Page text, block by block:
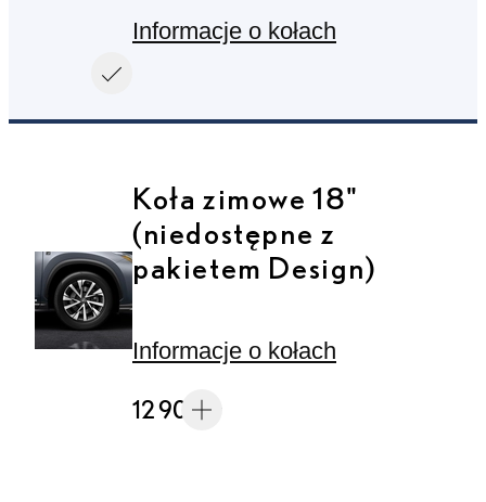
Informacje o kołach
Koła zimowe 18"
(niedostępne z
pakietem Design)
Informacje o kołach
12 900 zł